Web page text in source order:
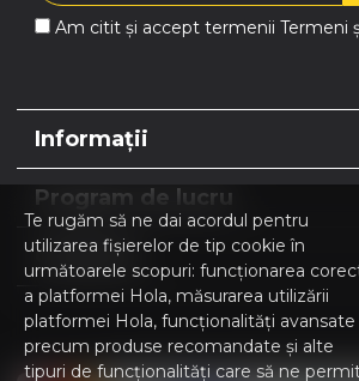
Am citit și accept termenii Termeni
Informații
Program de lucru
Contacte
Hola | Magazin online Home &
Te rugăm să ne dai acordul pentru
utilizarea fișierelor de tip cookie în
următoarele scopuri: funcționarea
a platformei Hola, măsurarea utilizării
platformei Hola, funcționalități avansate
precum produse recomandate și alte
tipuri de funcționalități care să ne